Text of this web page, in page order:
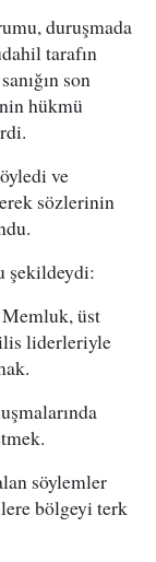
duruşmada
tarafın
son
hükmü
ve
sözlerinin
şekildeydi:
üst
liderleriyle
söylemler
bölgeyi terk